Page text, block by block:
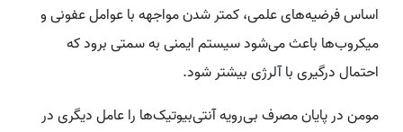
اساس فرضیه‌های علمی، کمتر شدن مواجهه با عوامل عفونی و
میکروب‌ها باعث می‌شود سیستم ایمنی به سمتی برود که
احتمال درگیری با آلرژی بیشتر شود.
مومن در پایان مصرف بی‌رویه آنتی‌بیوتیک‌ها را عامل دیگری در